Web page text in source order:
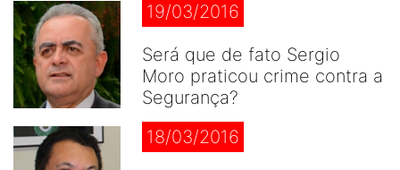
19/03/2016
Será que de fato Sergio
Moro praticou crime contra a
Segurança?
18/03/2016